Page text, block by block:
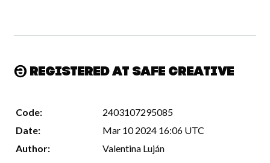
Registered at Safe Creative
Code:
2403107295085
Date:
Mar 10 2024 16:06 UTC
Author:
Valentina Luján